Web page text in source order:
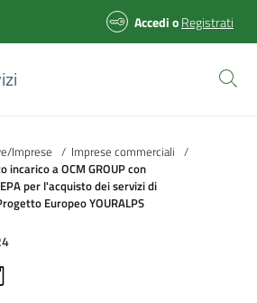
AccedioRegistrati
Imprese / Imprese commerciali /
a OCM GROUP con
per l'acquisto dei servizi di
Europeo YOURALPS